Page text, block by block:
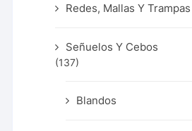
Redes, Mallas Y Trampas
Señuelos Y Cebos
(137)
Blandos